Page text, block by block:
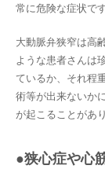
常に危険な症状で
大動脈弁狭窄は高
ような患者さんは
ているか、それ程
術等が出来ないか
が起こることがあ
●狭心症や心